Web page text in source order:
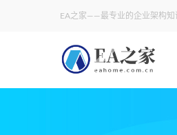
EA之家——最专业的企业架构知